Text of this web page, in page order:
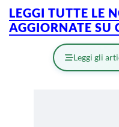
LEGGI TUTTE LE
AGGIORNATE SU
Leggi gli